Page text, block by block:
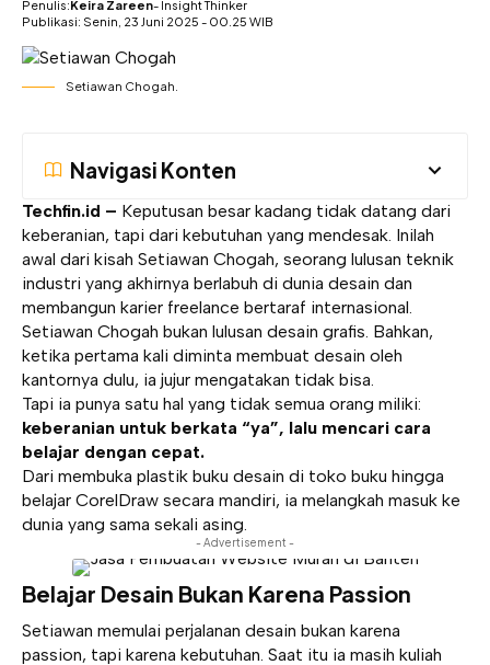
Penulis:Keira Zareen- Insight Thinker
Publikasi: Senin, 23 Juni 2025 - 00.25 WIB
Setiawan Chogah.
Navigasi Konten
Techfin.id – Keputusan besar kadang tidak datang dari
keberanian, tapi dari kebutuhan yang mendesak. Inilah
awal dari kisah Setiawan Chogah, seorang lulusan teknik
industri yang akhirnya berlabuh di dunia desain dan
membangun karier freelance bertaraf internasional.
Setiawan Chogah bukan lulusan desain grafis. Bahkan,
ketika pertama kali diminta membuat desain oleh
kantornya dulu, ia jujur mengatakan tidak bisa.
Tapi ia punya satu hal yang tidak semua orang miliki:
keberanian untuk berkata “ya”, lalu mencari cara
belajar dengan cepat.
Dari membuka plastik buku desain di toko buku hingga
belajar CorelDraw secara mandiri, ia melangkah masuk ke
dunia yang sama sekali asing.
- Advertisement -
Belajar Desain Bukan Karena Passion
Setiawan memulai perjalanan desain bukan karena
passion, tapi karena kebutuhan. Saat itu ia masih kuliah